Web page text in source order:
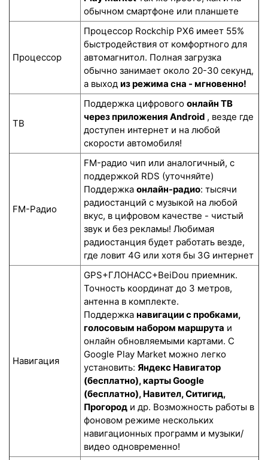
обычном смартфоне или планшете
Процессор
Процессор Rockchip PX6 имеет 55%
быстродействия от комфортного для
автомагнитол. Полная загрузка
обычно занимает около 20-30 секунд,
а выход из режима сна - мгновенно!
ТВ
Поддержка цифрового онлайн ТВ
через приложения Android , везде где
доступен интернет и на любой
скорости автомобиля!
FM-Радио
FM-радио чип или аналогичный, с
поддержкой RDS (уточняйте)
Поддержка онлайн-радио: тысячи
радиостанций с музыкой на любой
вкус, в цифровом качестве - чистый
звук и без рекламы! Любимая
радиостанция будет работать везде,
где ловит 4G или хотя бы 3G интернет
Навигация
GPS+ГЛОНАСС+BeiDou приемник.
Точность координат до 3 метров,
антенна в комплекте.
Поддержка навигации с пробками,
голосовым набором маршрута и
онлайн обновляемыми картами. С
Google Play Market можно легко
установить: Яндекс Навигатор
(бесплатно), карты Google
(бесплатно), Навител, Ситигид,
Прогород и др. Возможность работы в
фоновом режиме нескольких
навигационных программ и музыки/
видео одновременно!